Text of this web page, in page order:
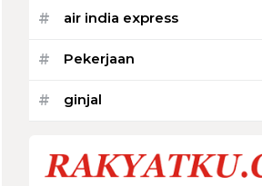
# air india express
# Pekerjaan
# ginjal